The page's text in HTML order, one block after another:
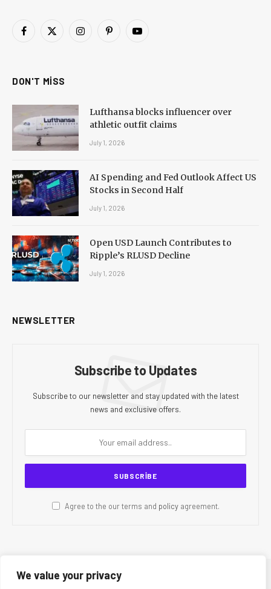
We value your privacy
Facebook
X
InstagramPinterestYouTube
DON'T MISS
Lufthansa blocks influencer over
athletic outfit claims
July 1, 2026
AI Spending and Fed Outlook Affect US
Stocks in Second Half
July 1, 2026
Open USD Launch Contributes to
Ripple’s RLUSD Decline
July 1, 2026
NEWSLETTER
Subscribe to Updates
Subscribe to our newsletter and stay updated with the latest
news and exclusive offers.
Agree to the our terms and policyagreement.